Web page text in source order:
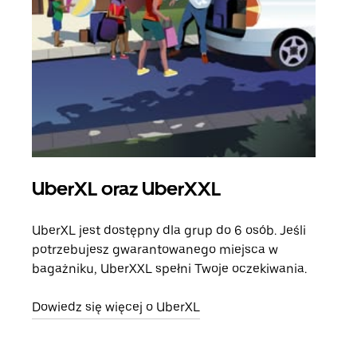
UberXL oraz UberXXL
UberXL jest dostępny dla grup do 6 osób. Jeśli
potrzebujesz gwarantowanego miejsca w
bagażniku, UberXXL spełni Twoje oczekiwania.
Dowiedz się więcej o UberXL